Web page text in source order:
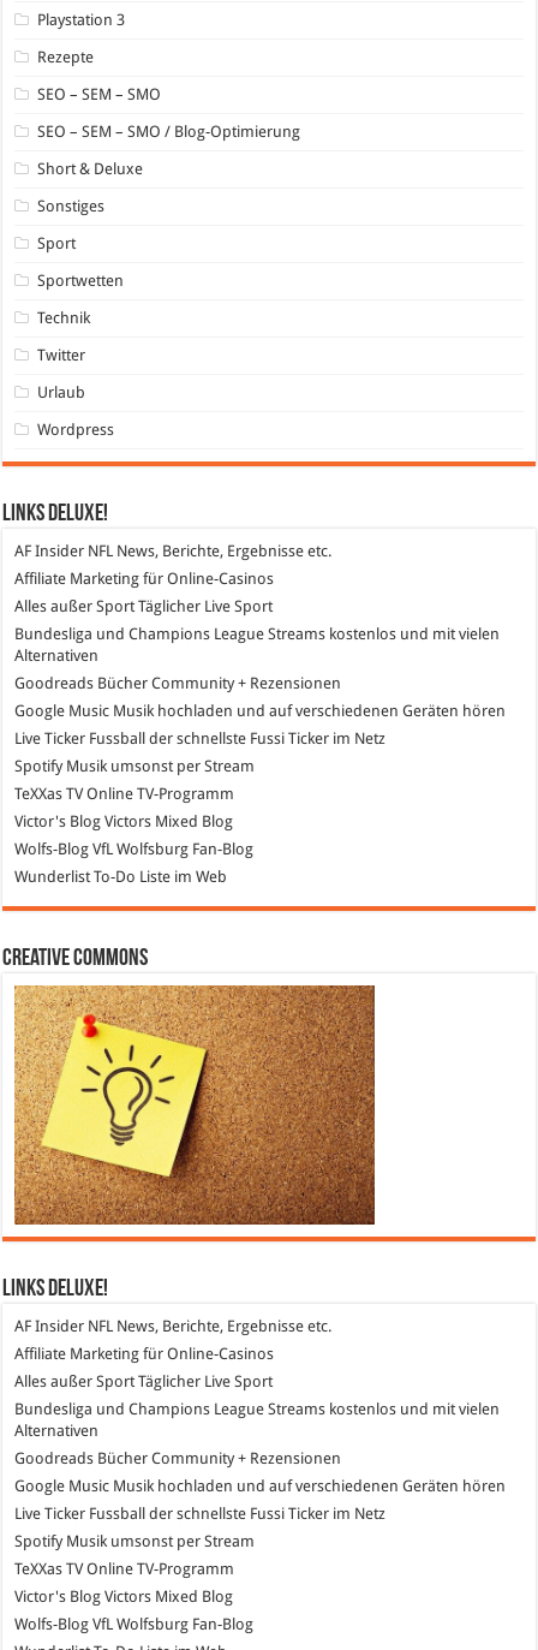
Playstation 3
Rezepte
SEO – SEM – SMO
SEO – SEM – SMO / Blog-Optimierung
Short & Deluxe
Sonstiges
Sport
Sportwetten
Technik
Twitter
Urlaub
Wordpress
Links DeLuXe!
AF Insider NFL News, Berichte, Ergebnisse etc.
Affiliate Marketing für Online-Casinos
Alles außer Sport Täglicher Live Sport
Bundesliga und Champions League Streams kostenlos und mit vielen
Alternativen
Goodreads Bücher Community + Rezensionen
Google Music Musik hochladen und auf verschiedenen Geräten hören
Live Ticker Fussball der schnellste Fussi Ticker im Netz
SpotifyMusik umsonst per Stream
TeXXas TVOnline TV-Programm
Victor's Blog Victors Mixed Blog
Wolfs-Blog VfL Wolfsburg Fan-Blog
Wunderlist To-Do Liste im Web
Creative Commons
Links DeLuXe!
AF Insider NFL News, Berichte, Ergebnisse etc.
Affiliate Marketing für Online-Casinos
Alles außer SportTäglicher Live Sport
Bundesliga und Champions League Streams kostenlos und mit vielen
Alternativen
Goodreads Bücher Community + Rezensionen
Google Music Musik hochladen und auf verschiedenen Geräten hören
Live Ticker Fussball
der schnellste Fussi Ticker im Netz
SpotifyMusik umsonst per Stream
TeXXas TVOnline TV-Programm
Victor's Blog Victors Mixed Blog
Wolfs-Blog VfL Wolfsburg Fan-Blog